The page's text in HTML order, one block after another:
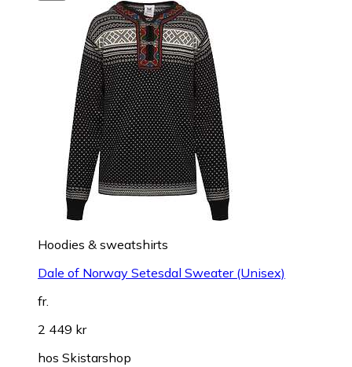
Hoodies & sweatshirts
Dale of Norway Setesdal Sweater (Unisex)
fr.
2 449 kr
hos Skistarshop